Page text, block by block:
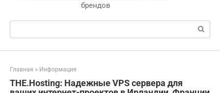
брендов
Поиск:
Главная » Информация
THE.Hosting: Надежные VPS сервера для